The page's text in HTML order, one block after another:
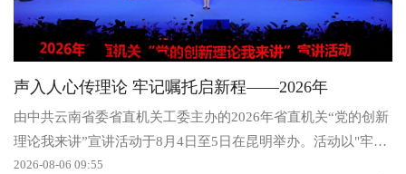
声入人心传理论 牢记嘱托启新程——2026年
由中共云南省委省直机关工委主办的2026年省直机关“党的创新
理论我来讲”宣讲活动于8月4日至5日在昆明举办。活动以"牢记
嘱托感恩奋进开创云南...
2026-08-06 09:55